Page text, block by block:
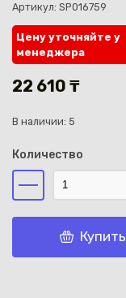
Артикул: SP016759
Цену уточняйте у
менеджера
22 610 ₸
В наличии: 5
Количество
Купить